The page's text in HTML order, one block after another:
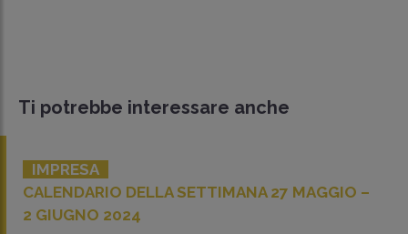
Ti potrebbe interessare anche
IMPRESA
CALENDARIO DELLA SETTIMANA 27 MAGGIO –
2 GIUGNO 2024